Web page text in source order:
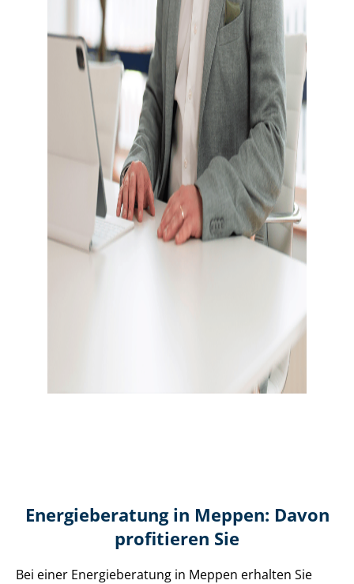
Energieberatung in Meppen: Davon
profitieren Sie
Bei einer Energieberatung in Meppen erhalten Sie